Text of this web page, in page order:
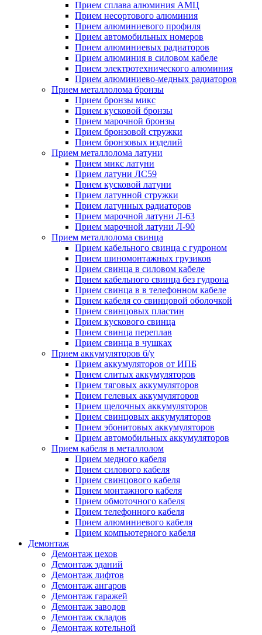
Прием сплава алюминия АМЦ
Прием несортового алюминия
Прием алюминиевого профиля
Прием автомобильных номеров
Прием алюминиевых радиаторов
Прием алюминия в силовом кабеле
Прием электротехнического алюминия
Прием алюминиево-медных радиаторов
Прием металлолома бронзы
Прием бронзы микс
Прием кусковой бронзы
Прием марочной бронзы
Прием бронзовой стружки
Прием бронзовых изделий
Прием металлолома латуни
Прием микс латуни
Прием латуни ЛС59
Прием кусковой латуни
Прием латунной стружки
Прием латунных радиаторов
Прием марочной латуни Л-63
Прием марочной латуни Л-90
Прием металлолома свинца
Прием кабельного свинца с гудроном
Прием шиномонтажных грузиков
Прием свинца в силовом кабеле
Прием кабельного свинца без гудрона
Прием свинца в в телефонном кабеле
Прием кабеля со свинцовой оболочкой
Прием свинцовых пластин
Прием кускового свинца
Прием свинца переплав
Прием свинца в чушках
Прием аккумуляторов б/у
Прием аккумуляторов от ИПБ
Прием слитых аккумуляторов
Прием тяговых аккумуляторов
Прием гелевых аккумуляторов
Прием щелочных аккумуляторов
Прием свинцовых аккумуляторов
Прием эбонитовых аккумуляторов
Прием автомобильных аккумуляторов
Прием кабеля в металлолом
Прием медного кабеля
Прием силового кабеля
Прием свинцового кабеля
Прием монтажного кабеля
Прием обмоточного кабеля
Прием телефонного кабеля
Прием алюминиевого кабеля
Прием компьютерного кабеля
Демонтаж
Демонтаж цехов
Демонтаж зданий
Демонтаж лифтов
Демонтаж ангаров
Демонтаж гаражей
Демонтаж заводов
Демонтаж складов
Демонтаж котельной